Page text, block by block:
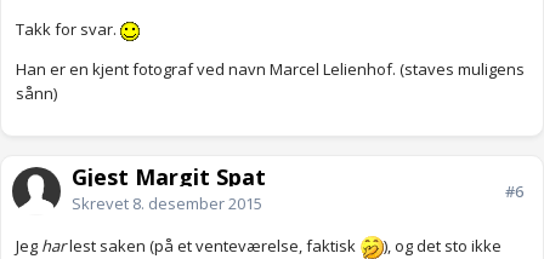
Takk for svar.
Han er en kjent fotograf ved navn Marcel Lelienhof. (staves muligens
sånn)
Gjest Margit Spat
Skrevet 8. desember 2015
#6
Jeg harlest saken (på et venteværelse, faktisk
), og det sto ikke